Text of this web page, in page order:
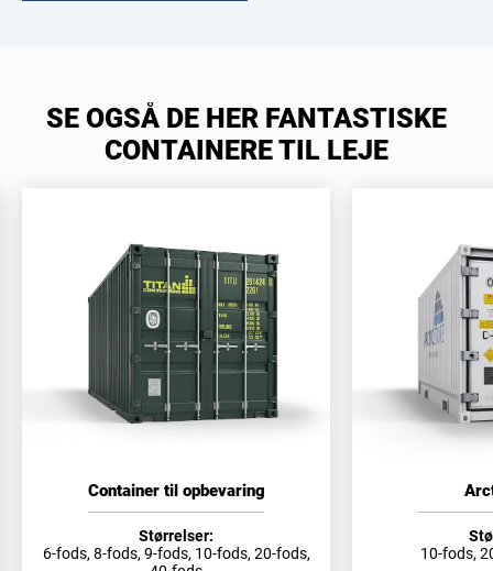
SE OGSÅ DE HER FANTASTISKE
CONTAINERE TIL LEJE
Container til opbevaring
Størrelser:
6-fods, 8-fods, 9-fods, 10-fods, 20-fods,
10-fods,